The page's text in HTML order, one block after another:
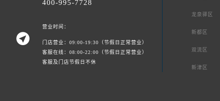
400-995-7728

营业时间：
门店营业：09:00-19:30（节假日正常营业）
客服在线：08:00-22:00（节假日正常营业）
客服及门店节假日不休
龙泉驿区
新都区
双流区
新津区